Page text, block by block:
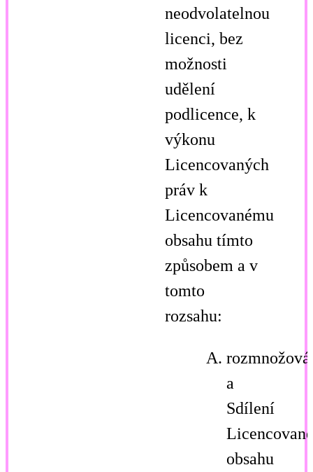
neodvolatelnou
licenci, bez
možnosti
udělení
podlicence, k
výkonu
Licencovaných
práv k
Licencovanému
obsahu tímto
způsobem a v
tomto
rozsahu:
a
Sdílení
obsahu